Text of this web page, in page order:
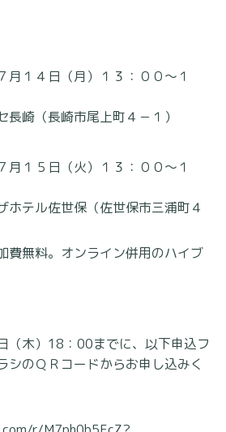
１４日（月）１３：００～１
崎（長崎市尾上町４－１）
１５日（火）１３：００～１
テル佐世保（佐世保市三浦町４
料。オンライン併用のハイブ
（木）18：00までに、以下申込フ
シのＱＲコードからお申し込みく